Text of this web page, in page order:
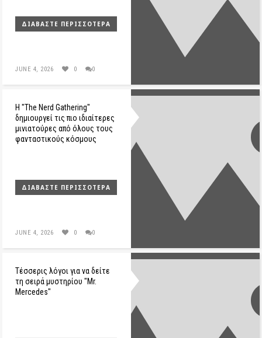
ΔΙΑΒΆΣΤΕ ΠΕΡΙΣΣΌΤΕΡΑ
JUNE 4, 2026 0 0
H "The Nerd Gathering"
δημιουργεί τις πιο ιδιαίτερες
μινιατούρες από όλους τους
φανταστικούς κόσμους
ΔΙΑΒΆΣΤΕ ΠΕΡΙΣΣΌΤΕΡΑ
JUNE 4, 2026 0 0
Τέσσερις λόγοι για να δείτε
τη σειρά μυστηρίου "Mr.
Mercedes"